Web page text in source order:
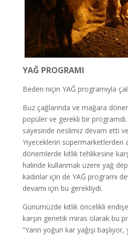
YAĞ PROGRAMI
Beden niçin YAĞ programıyla
Buz çağlarında ve mağara
popüler ve gerekli bir programdı.
sayesinde neslimiz devam etti
Yiyeceklerin süpermarketlerden
dönemlerde kıtlık tehlikesine
halinde kullanmak üzere yağ
kadınlar için de YAĞ programı
devamı için bu gerekliydi.
Günümüzde kıtlık öncelikli
karşın genetik miras olarak bu
“Yarın yoğun kar yağışı